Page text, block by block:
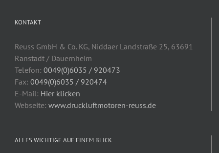
KONTAKT
Reuss GmbH & Co. KG, Niddaer Landstraße 25, 63691
Ranstadt / Dauernheim
Telefon: 0049(0)6035 / 920473
Fax: 0049(0)6035 / 920474
E-Mail: Hier klicken
Webseite: www.druckluftmotoren-reuss.de
ALLES WICHTIGE AUF EINEM BLICK